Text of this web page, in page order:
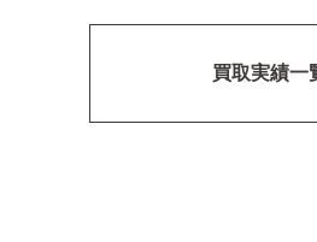
買取実績一